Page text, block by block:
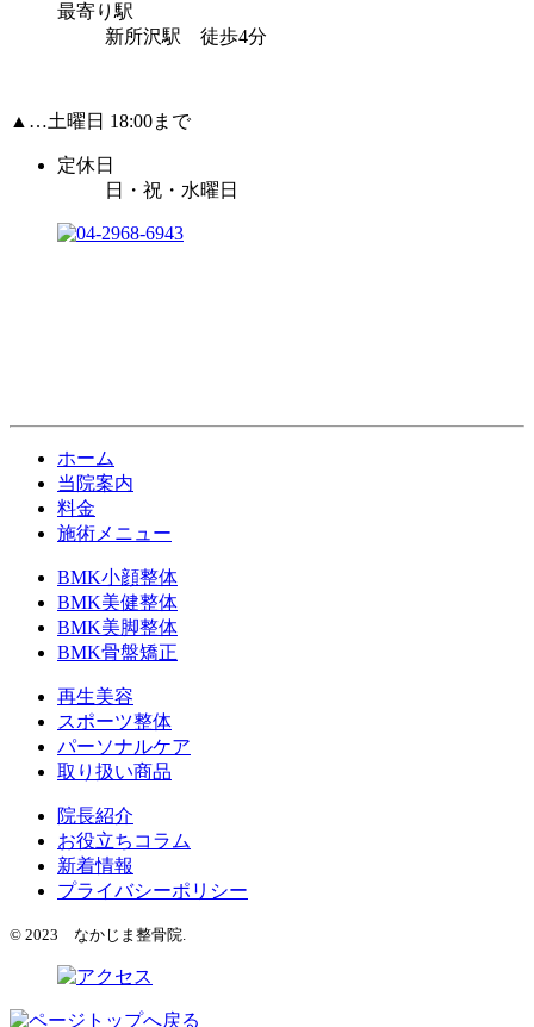
最寄り駅
新所沢駅 徒歩4分
▲…土曜日 18:00まで
定休日
日・祝・水曜日
ホーム
当院案内
料金
施術メニュー
BMK小顔整体
BMK美健整体
BMK美脚整体
BMK骨盤矯正
再生美容
スポーツ整体
パーソナルケア
取り扱い商品
院長紹介
お役立ちコラム
新着情報
プライバシーポリシー
© 2023 なかじま整骨院.